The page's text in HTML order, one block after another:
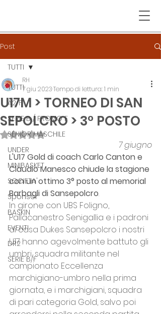
Post
TUTTI
A2/F
SERIE B / PROMO F
SENIOR MASCHILE
UNDER
MINIBASKET
SOCIETA'
Sponsor
BASKIN
EVENTI
DR2
SERIE B/F
TUTTI
U17M > TORNEO DI SAN
SEPOLCRO > 3° POSTO
RH
7 giu 2023Tempo di lettura: 1 min
Valutazione NaN stelle su 5.
7 giugno
L'U17 Gold di coach Carlo Canton e
Claudio Manesco chiude la stagione
con un ottimo 3° posto al memorial
Barbagli di Sansepolcro.
In girone con UBS Foligno,
Pallacanestro Senigallia e i padroni
di casa Dukes Sansepolcro i nostri
U17 hanno agevolmente battuto gli
umbri, squadra militante nel
campionato Eccellenza
marchigiano-umbro nella prima
giornata, e i marchigiani, squadra
di pari categoria Gold, salvo poi